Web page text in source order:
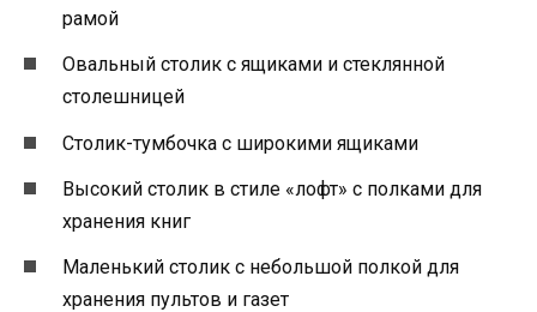
рамой
Овальный столик с ящиками и стеклянной
столешницей
Столик-тумбочка с широкими ящиками
Высокий столик в стиле «лофт» с полками для
хранения книг
Маленький столик с небольшой полкой для
хранения пультов и газет